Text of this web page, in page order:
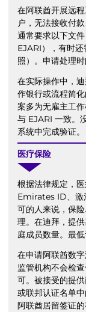
在阿联酋开展远
户，无法接收付
通常要求以下文
EJARI），有时
照）。申请处理时
在实际操作中，
作银行或流程简
案多为无雇主工
与 EJARI 一致。
系统中完成验证。
医疗保险
根据法律规定，
Emirates ID、激
可的人来说，保
理。在迪拜，提
庭成员数量。最
在申请阿联酋数
监管机构不会检
可。被接受的提
或联邦认证名单
阿联酋居留签证的